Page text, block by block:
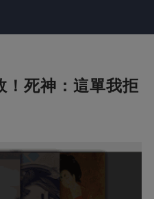
！死神：這單我拒